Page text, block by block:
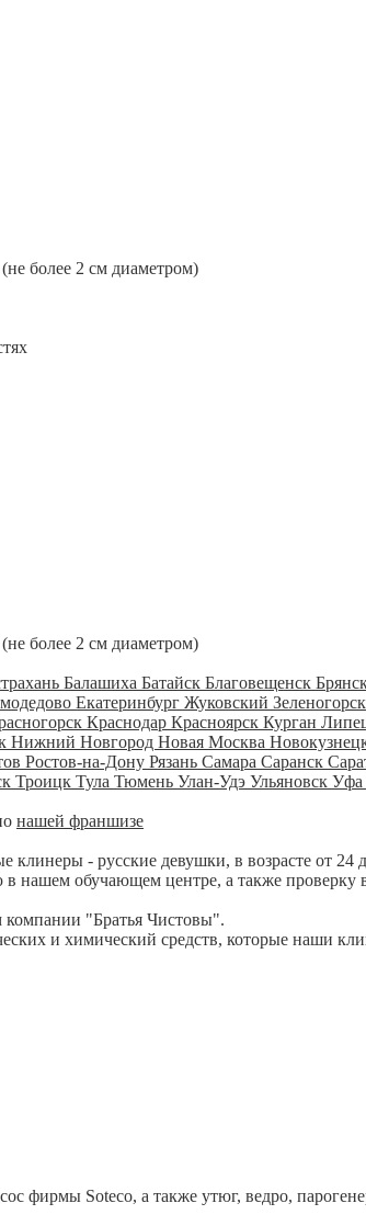
более 2 см диаметром)
более 2 см диаметром)
Балашиха Батайск Благовещенск
Екатеринбург Жуковский Зеленогорск
Краснодар Красноярск Курган
Нижний Новгород Новая Москва
Ростов-на-Дону Рязань Самара Саранск
Троицк Тула Тюмень Улан-Удэ Ульяновск Уфа
нашей франшизе
- русские девушки, в возрасте от 24
нашем обучающем центре, а также проверку
компании "Братья Чистовы".
и химический средств, которые наши
фирмы Soteco, а также утюг, ведро,